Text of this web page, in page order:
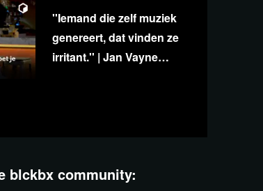
''Iemand die zelf muziek
genereert, dat vinden ze
irritant.'' | Jan Vayne
blckbx community: